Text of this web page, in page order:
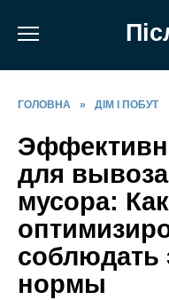
ГОЛОВНА » ДІМ І ПОБУТ
для
мусора: Как
соблюдать
нормы